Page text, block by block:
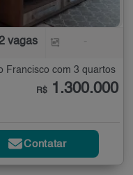
vagas
Francisco com 3 quartos
R$ 1.300.000
Contatar